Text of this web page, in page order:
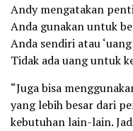
Andy mengatakan
Anda gunakan untuk
Anda sendiri atau
Tidak ada uang untuk
“Juga bisa
yang lebih besar dari
kebutuhan lain-lain.